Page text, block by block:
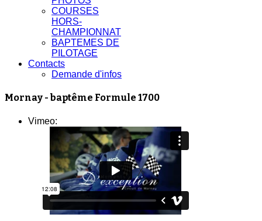
COURSES
HORS-
CHAMPIONNAT
BAPTEMES DE
PILOTAGE
Contacts
Demande d'infos
Mornay - baptême Formule 1700
Vimeo: